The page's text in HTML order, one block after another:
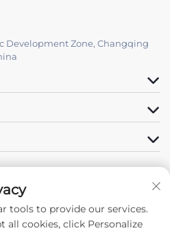
Development Zone, Changqing
tools to provide our services.
all cookies, click Personalize